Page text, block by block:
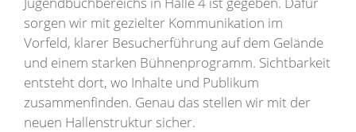
sorgen wir mit gezielter Kommunikation im
Vorfeld, klarer Besucherführung auf dem Gelände
und einem starken Bühnenprogramm. Sichtbarkeit
entsteht dort, wo Inhalte und Publikum
zusammenfinden. Genau das stellen wir mit der
neuen Hallenstruktur sicher.